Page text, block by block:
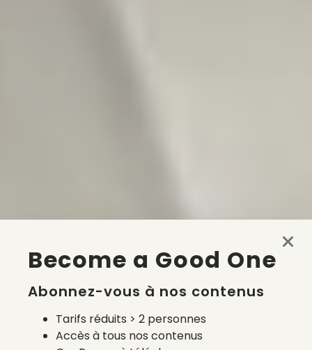
Become a Good One
Abonnez-vous à nos contenus
Tarifs réduits > 2 personnes
Accès à tous nos contenus